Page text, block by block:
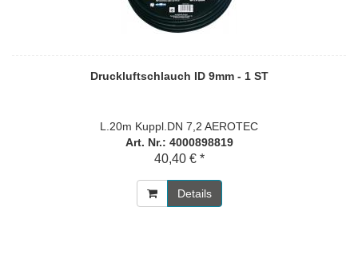
Druckluftschlauch ID 9mm - 1 ST
L.20m Kuppl.DN 7,2 AEROTEC
Art. Nr.: 4000898819
40,40 € *
Details